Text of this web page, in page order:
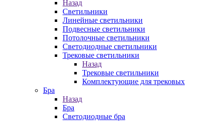
Назад
Светильники
Линейные светильники
Подвесные светильники
Потолочные светильники
Светодиодные светильники
Трековые светильники
Назад
Трековые светильники
Комплектующие для трековых
Бра
Назад
Бра
Светодиодные бра